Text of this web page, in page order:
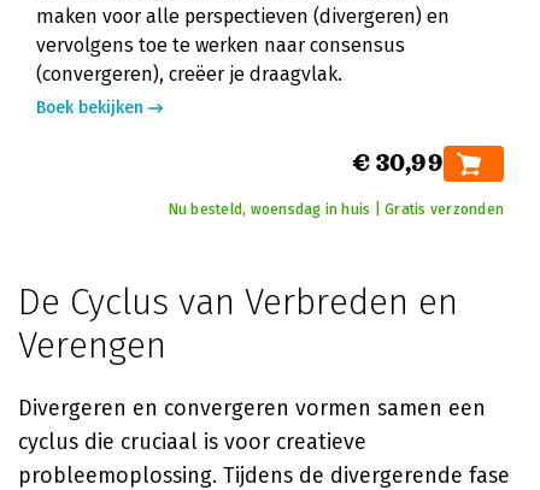
maken voor alle perspectieven (divergeren) en
vervolgens toe te werken naar consensus
(convergeren), creëer je draagvlak.
Boek bekijken
€ 30,99
Nu besteld, woensdag in huis | Gratis verzonden
De Cyclus van Verbreden en
Verengen
Divergeren en convergeren vormen samen een
cyclus die cruciaal is voor creatieve
probleemoplossing. Tijdens de divergerende fase